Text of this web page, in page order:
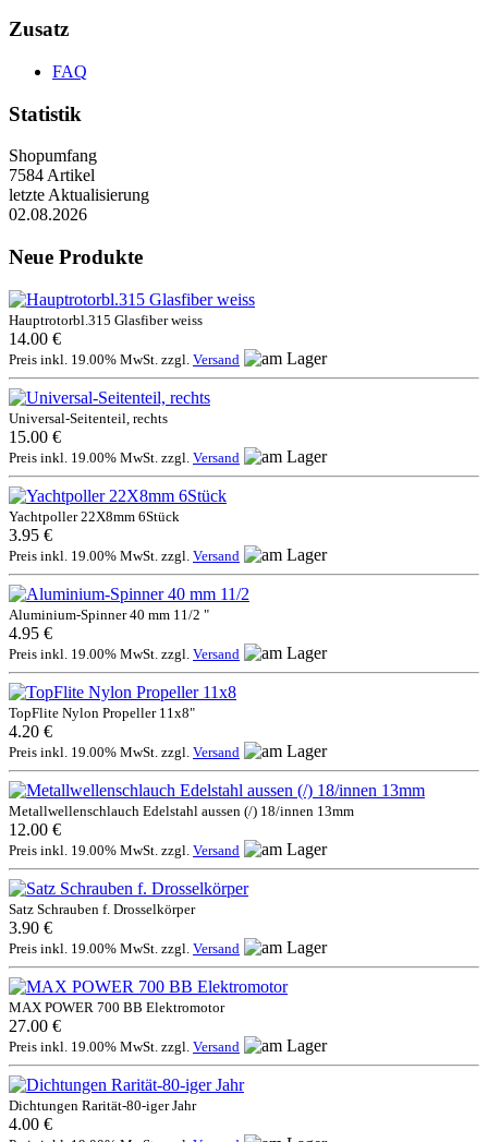
Zusatz
FAQ
Statistik
Shopumfang
7584 Artikel
letzte Aktualisierung
02.08.2026
Neue Produkte
Hauptrotorbl.315 Glasfiber weiss
14.00 €
Preis inkl. 19.00% MwSt. zzgl. Versand
Universal-Seitenteil, rechts
15.00 €
Preis inkl. 19.00% MwSt. zzgl. Versand
Yachtpoller 22X8mm 6Stück
3.95 €
Preis inkl. 19.00% MwSt. zzgl. Versand
Aluminium-Spinner 40 mm 11/2 "
4.95 €
Preis inkl. 19.00% MwSt. zzgl. Versand
TopFlite Nylon Propeller 11x8"
4.20 €
Preis inkl. 19.00% MwSt. zzgl. Versand
Metallwellenschlauch Edelstahl aussen (/) 18/innen 13mm
12.00 €
Preis inkl. 19.00% MwSt. zzgl. Versand
Satz Schrauben f. Drosselkörper
3.90 €
Preis inkl. 19.00% MwSt. zzgl. Versand
MAX POWER 700 BB Elektromotor
27.00 €
Preis inkl. 19.00% MwSt. zzgl. Versand
Dichtungen Rarität-80-iger Jahr
4.00 €